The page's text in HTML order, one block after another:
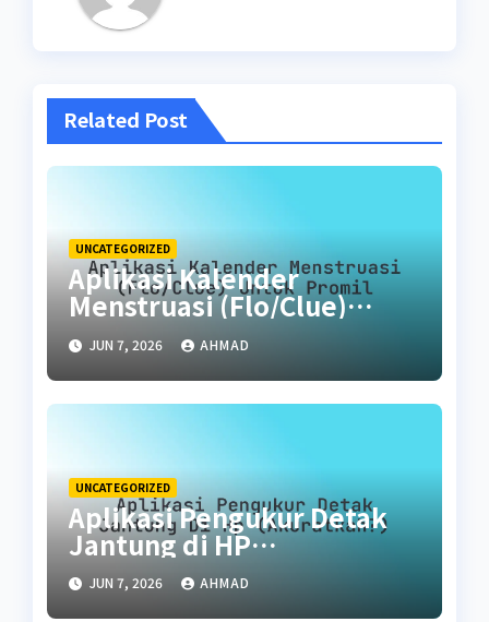
Related Post
UNCATEGORIZED
Aplikasi Kalender
Menstruasi (Flo/Clue)
untuk Promil
JUN 7, 2026 AHMAD
UNCATEGORIZED
Aplikasi Pengukur Detak
Jantung di HP
(Akuratkah?)
JUN 7, 2026 AHMAD